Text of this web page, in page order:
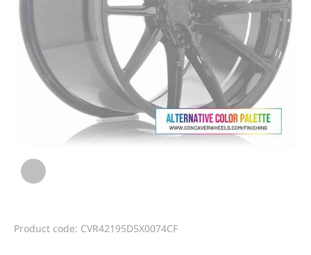
Product code: CVR42195D5X0074CF